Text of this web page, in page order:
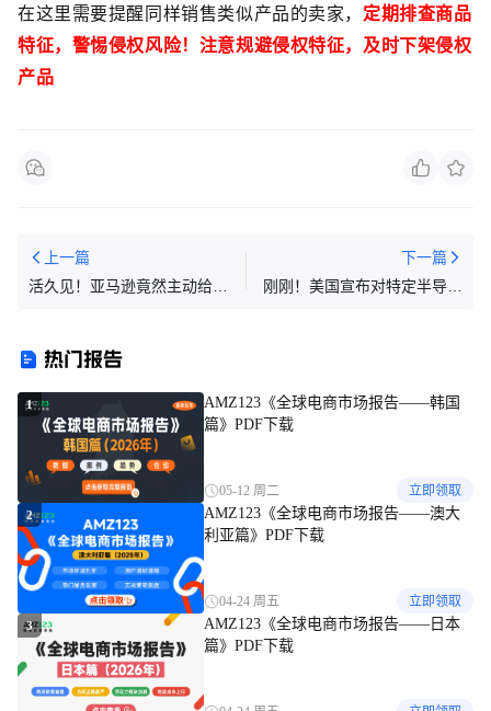
在这里需要提醒同样销售类似产品的卖家， 定期排查商品
特征，警惕侵权风险！注意规避侵权特征，及时下架侵权
产品
上一篇
活久见！亚马逊竟然主动给独
下一篇
刚刚！美国宣布对特定半导体
热门报告
1
AMZ123《全球电商市场报告——韩国
篇》PDF下载
05-12 周二 立即领取
2
AMZ123《全球电商市场报告——澳大
利亚篇》PDF下载
04-24 周五 立即领取
3
AMZ123《全球电商市场报告——日本
篇》PDF下载